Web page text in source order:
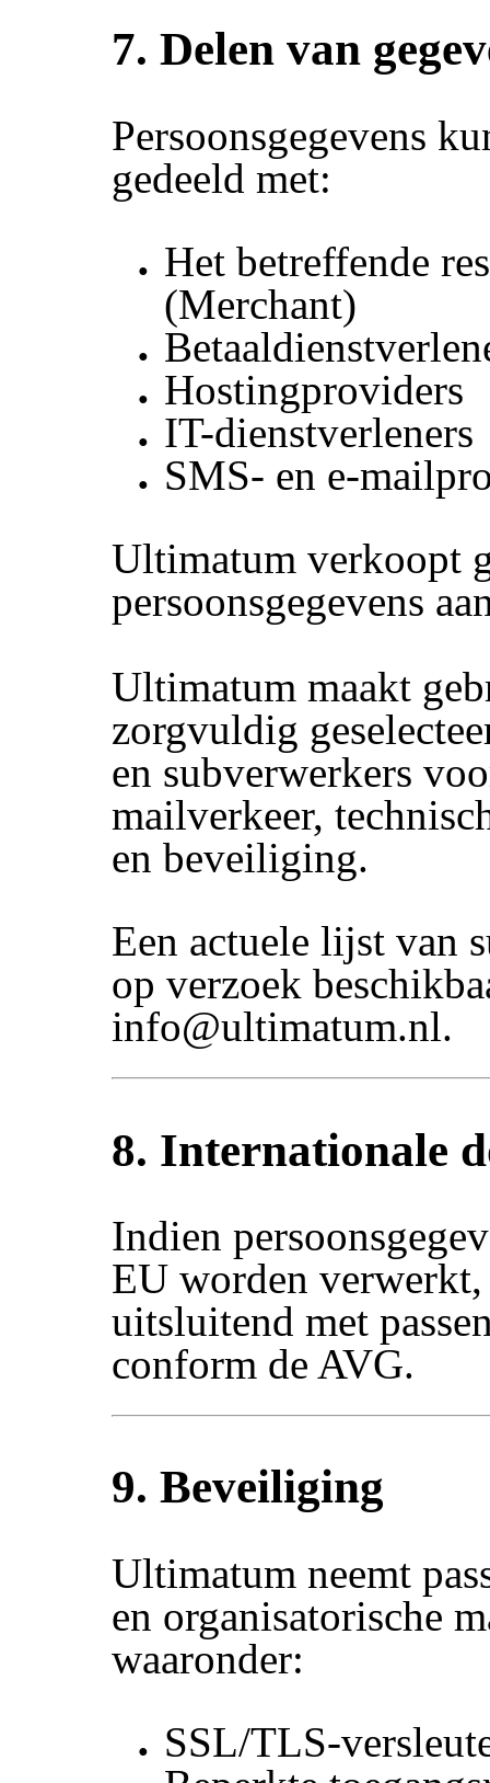
7. Delen van
Persoonsgegevens
gedeeld met:
Het betreffende
(Merchant)
Hostingproviders
IT-dienstverleners
SMS- en e-
Ultimatum verkoopt
persoonsgegevens
Ultimatum maakt
zorgvuldig
en subverwerkers
mailverkeer,
en beveiliging.
Een actuele lijst van
op verzoek
info@ultimatum.nl.
8. Internationale
Indien
EU worden
uitsluitend met
conform de AVG.
9. Beveiliging
Ultimatum neemt
en organisatorische
waaronder:
SSL/TLS-